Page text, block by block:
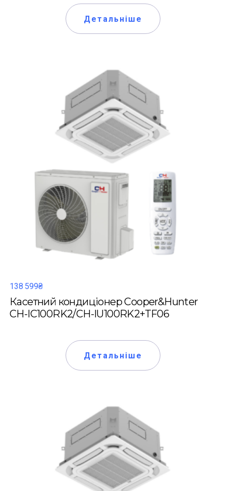
Детальніше
138 599₴
Касетний кондиціонер Cooper&Hunter
CH-IC100RK2/CH-IU100RK2+TF06
Детальніше